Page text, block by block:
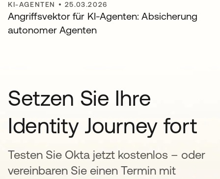
KI-AGENTEN • 25.03.2026
Angriffsvektor für KI-Agenten: Absicherung
autonomer Agenten
Setzen Sie Ihre
Identity Journey fort
Testen Sie Okta jetzt kostenlos – oder
vereinbaren Sie einen Termin mit